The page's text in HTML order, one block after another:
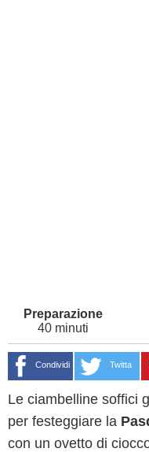
40 minuti
Condividi Twitta
Le ciambelline soffici
per festeggiare la
con un ovetto di